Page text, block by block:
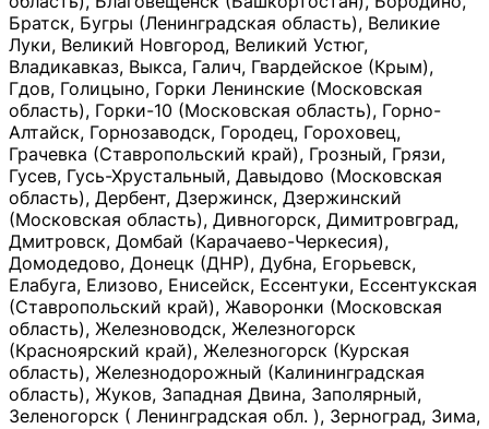
Братск, Бугры (Ленинградская область), Великие
Луки, Великий Новгород, Великий Устюг,
Владикавказ, Выкса, Галич, Гвардейское (Крым),
Гдов, Голицыно, Горки Ленинские (Московская
область), Горки-10 (Московская область), Горно-
Алтайск, Горнозаводск, Городец, Гороховец,
Грачевка (Ставропольский край), Грозный, Грязи,
Гусев, Гусь-Хрустальный, Давыдово (Московская
область), Дербент, Дзержинск, Дзержинский
(Московская область), Дивногорск, Димитровград,
Дмитровск, Домбай (Карачаево-Черкесия),
Домодедово, Донецк (ДНР), Дубна, Егорьевск,
Елабуга, Елизово, Енисейск, Ессентуки, Ессентукская
(Ставропольский край), Жаворонки (Московская
область), Железноводск, Железногорск
(Красноярский край), Железногорск (Курская
область), Железнодорожный (Калининградская
область), Жуков, Западная Двина, Заполярный,
Зеленогорск ( Ленинградская обл. ), Зерноград, Зима,